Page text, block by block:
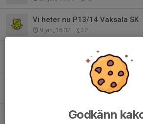
Vi heter nu P13/14 Vaksala SK
9 jan, 16:32 2
0
Sommar Uppehåll 2025
Träning inställd 11.6.2025
Godkänn